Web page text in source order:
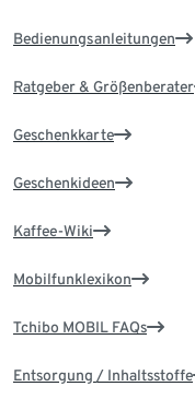
Bedienungsanleitungen
Ratgeber & Größenberater
Geschenkkarte
Geschenkideen
Kaffee-Wiki
Mobilfunklexikon
Tchibo MOBIL FAQs
Entsorgung / Inhaltsstoffe